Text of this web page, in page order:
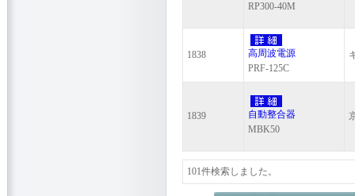
RP300-40M
1838
高周波電源
PRF-125C
1839
自動整合器
MBK50
101件検索しました。